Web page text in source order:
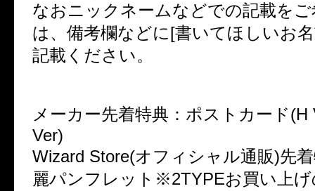
なおニックネームなどでの記載を
は、備考欄などに[書いてほしいお
記載ください。
メーカー先着特典：ポストカード(H
Ver)
Wizard Store(オフィシャル通販)先
麗パンフレット※2TYPEお買い上げ